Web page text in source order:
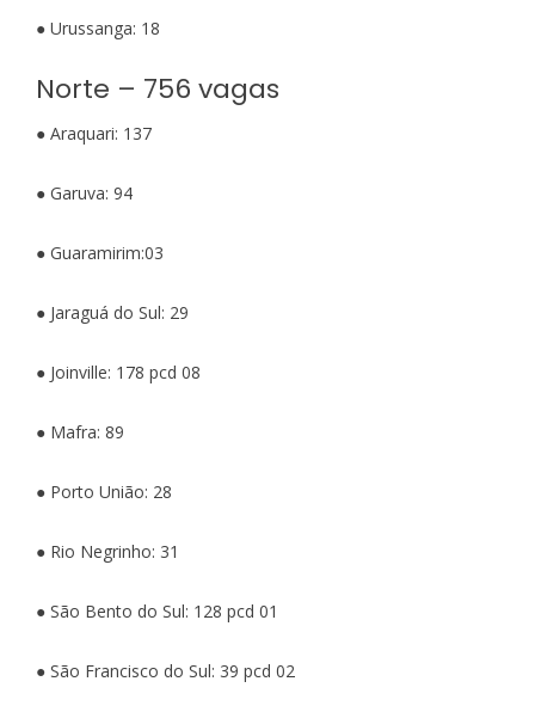
● Urussanga: 18
Norte – 756 vagas
● Araquari: 137
● Garuva: 94
● Guaramirim:03
● Jaraguá do Sul: 29
● Joinville: 178 pcd 08
● Mafra: 89
● Porto União: 28
● Rio Negrinho: 31
● São Bento do Sul: 128 pcd 01
● São Francisco do Sul: 39 pcd 02